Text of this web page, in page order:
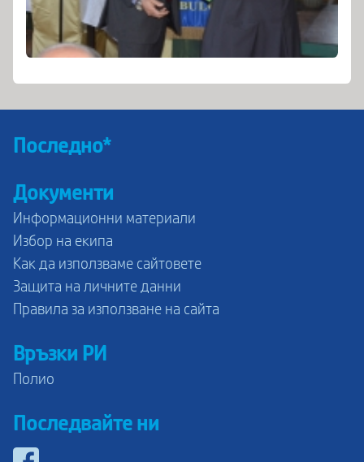
Последно*
Документи
Информационни материали
Избор на екипа
Как да използваме сайтовете
Защита на личните данни
Правила за използване на сайта
Връзки РИ
Полио
Последвайте ни